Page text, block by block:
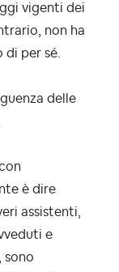
vigenti dei
non ha
per sé.
delle
è dire
assistenti,
e
sono